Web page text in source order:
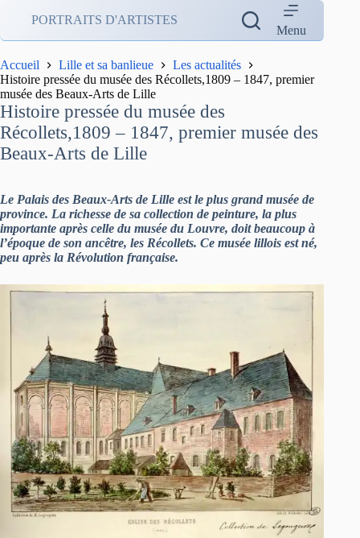
contenu
PORTRAITS D'ARTISTES
Menu
Accueil Lille et sa banlieue
Les actualités
Histoire pressée du musée des Récollets,1809 – 1847, premier
musée des Beaux-Arts de Lille
Histoire pressée du musée des
Récollets,1809 – 1847, premier musée des
Beaux-Arts de Lille
Le Palais des Beaux-Arts de Lille est le plus grand musée de
province. La richesse de sa collection de peinture, la plus
importante après celle du musée du Louvre, doit beaucoup à
l’époque de son ancêtre, les Récollets. Ce musée lillois est né,
peu après la Révolution française.